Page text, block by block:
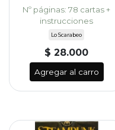
Nº páginas: 78 cartas +
instrucciones
Lo Scarabeo
$ 28.000
Agregar al carro